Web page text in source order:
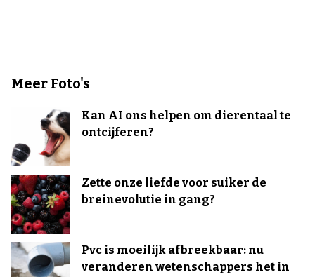
Meer Foto's
Kan AI ons helpen om dierentaal te
ontcijferen?
Zette onze liefde voor suiker de
breinevolutie in gang?
Pvc is moeilijk afbreekbaar: nu
veranderen wetenschappers het in